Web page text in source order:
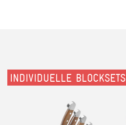
INDIVIDUELLE BLOCKSETS